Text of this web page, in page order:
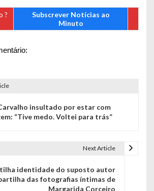
?
Subscrever Notícias ao
Minuto
insultado por estar com
“Tive medo. Voltei para trás”
Next Article
identidade do suposto autor
das fotografias íntimas de
Margarida Corceiro